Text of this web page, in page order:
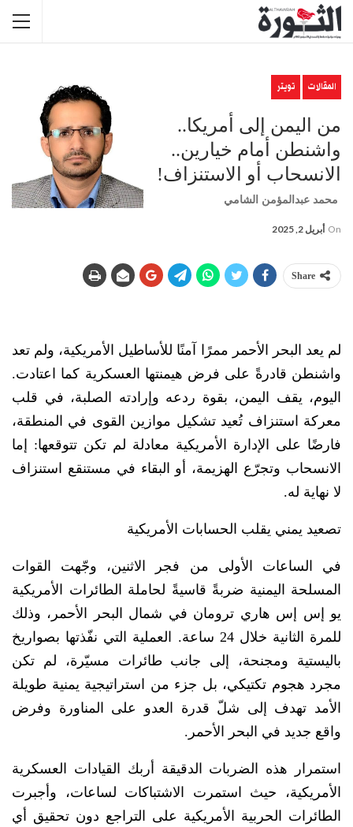
المقالات تويتر
من اليمن إلى أمريكا..
واشنطن أمام خيارين..
الانسحاب أو الاستنزاف!
محمد عبدالمؤمن الشامي
On أبريل 2, 2025
Share
لم يعد البحر الأحمر ممرًا آمنًا للأساطيل الأمريكية، ولم تعد
واشنطن قادرةً على فرض هيمنتها العسكرية كما اعتادت.
اليوم، يقف اليمن، بقوة ردعه وإرادته الصلبة، في قلب
معركة استنزاف تُعيد تشكيل موازين القوى في المنطقة،
فارضًا على الإدارة الأمريكية معادلة لم تكن تتوقعها: إما
الانسحاب وتجرّع الهزيمة، أو البقاء في مستنقع استنزاف
لا نهاية له.
تصعيد يمني يقلب الحسابات الأمريكية
في الساعات الأولى من فجر الاثنين، وجّهت القوات
المسلحة اليمنية ضربةً قاسيةً لحاملة الطائرات الأمريكية
يو إس إس هاري ترومان في شمال البحر الأحمر، وذلك
للمرة الثانية خلال 24 ساعة. العملية التي نفّذتها بصواريخ
باليستية ومجنحة، إلى جانب طائرات مسيّرة، لم تكن
مجرد هجوم تكتيكي، بل جزء من استراتيجية يمنية طويلة
الأمد تهدف إلى شلّ قدرة العدو على المناورة وفرض
واقع جديد في البحر الأحمر.
استمرار هذه الضربات الدقيقة أربك القيادات العسكرية
الأمريكية، حيث استمرت الاشتباكات لساعات، وأجبرت
الطائرات الحربية الأمريكية على التراجع دون تحقيق أي